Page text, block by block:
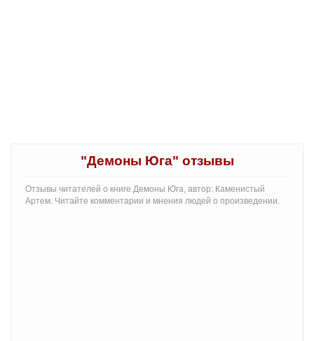
"Демоны Юга" отзывы
Отзывы читателей о книге Демоны Юга, автор: Каменистый
Артем. Читайте комментарии и мнения людей о произведении.